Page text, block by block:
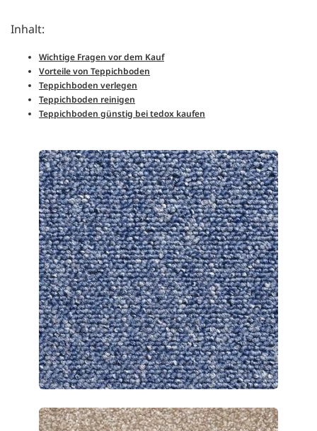
Inhalt:
Wichtige Fragen vor dem Kauf
Vorteile von Teppichboden
Teppichboden verlegen
Teppichboden reinigen
Teppichboden günstig bei tedox kaufen